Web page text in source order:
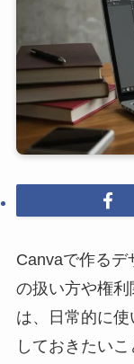
Canvaで作るデ
の扱い方や権
は、日常的に
しておきたい